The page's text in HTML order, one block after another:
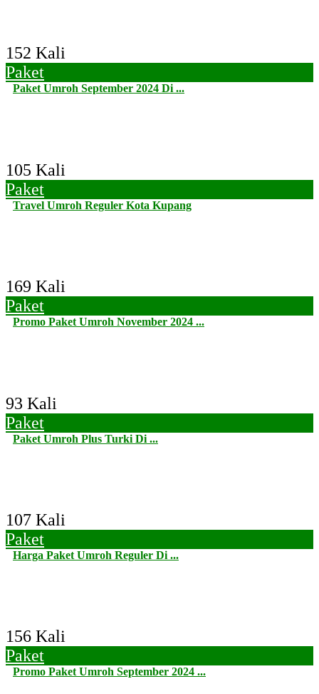
152 Kali
Paket
Paket Umroh September 2024 Di ...
105 Kali
Paket
Travel Umroh Reguler Kota Kupang
169 Kali
Paket
Promo Paket Umroh November 2024 ...
93 Kali
Paket
Paket Umroh Plus Turki Di ...
107 Kali
Paket
Harga Paket Umroh Reguler Di ...
156 Kali
Paket
Promo Paket Umroh September 2024 ...